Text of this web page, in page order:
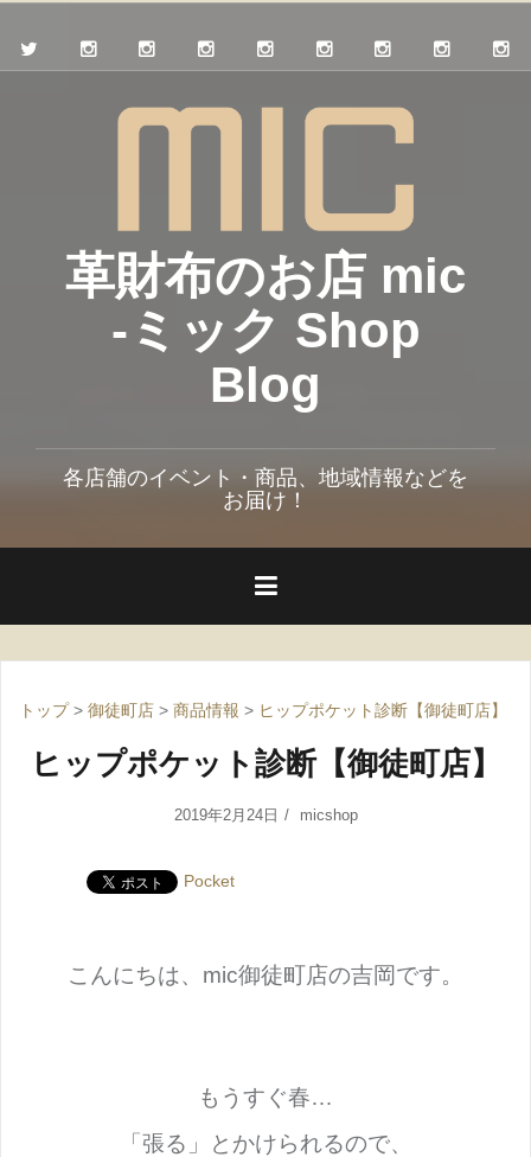
革財布のお店 mic
-ミック Shop
Blog
各店舗のイベント・商品、地域情報などを
お届け！
トップ> 御徒町店 > 商品情報 > ヒップポケット診断【御徒町店】
ヒップポケット診断【御徒町店】
2019年2月24日 micshop
Pocket
こんにちは、mic御徒町店の吉岡です。
もうすぐ春…
「張る」とかけられるので、